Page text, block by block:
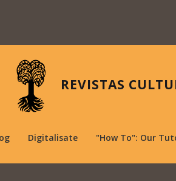
REVISTAS
Digitalisate "How To": Our